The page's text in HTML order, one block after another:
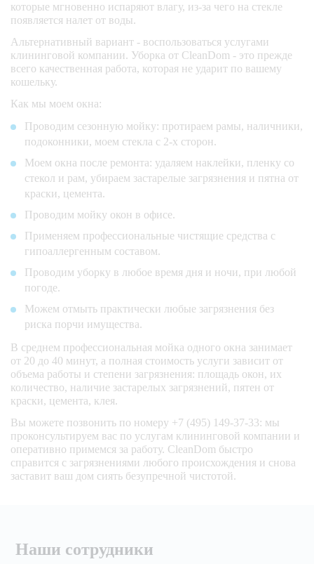
которые мгновенно испаряют влагу, из-за чего на стекле
появляется налет от воды.
Альтернативный вариант - воспользоваться услугами
клининговой компании. Уборка от CleanDom - это прежде
всего качественная работа, которая не ударит по вашему
кошельку.
Как мы моем окна:
Проводим сезонную мойку: протираем рамы, наличники,
подоконники, моем стекла с 2-х сторон.
Моем окна после ремонта: удаляем наклейки, пленку со
стекол и рам, убираем застарелые загрязнения и пятна от
краски, цемента.
Проводим мойку окон в офисе.
Применяем профессиональные чистящие средства с
гипоаллергенным составом.
Проводим уборку в любое время дня и ночи, при любой
погоде.
Можем отмыть практически любые загрязнения без
риска порчи имущества.
В среднем профессиональная мойка одного окна занимает
от 20 до 40 минут, а полная стоимость услуги зависит от
объема работы и степени загрязнения: площадь окон, их
количество, наличие застарелых загрязнений, пятен от
краски, цемента, клея.
Вы можете позвонить по номеру +7 (495) 149-37-33: мы
проконсультируем вас по услугам клининговой компании и
оперативно примемся за работу. CleanDom быстро
справится с загрязнениями любого происхождения и снова
заставит ваш дом сиять безупречной чистотой.
Наши сотрудники